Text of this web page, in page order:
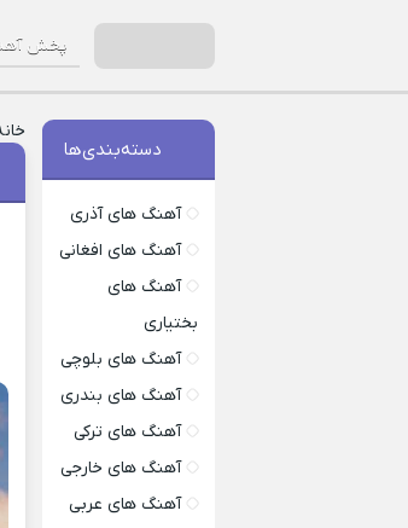
پخش
دسته‌بندی‌ها
آهنگ های آذری
آهنگ های افغانی
آهنگ های
بختیاری
آهنگ های بلوچی
آهنگ های بندری
آهنگ های ترکی
آهنگ های خارجی
آهنگ های عربی